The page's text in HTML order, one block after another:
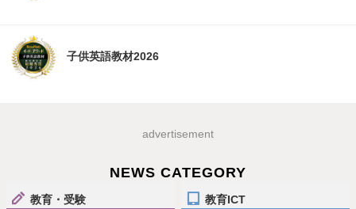
子供英語教材2026
advertisement
NEWS CATEGORY
教育・受験 教育ICT